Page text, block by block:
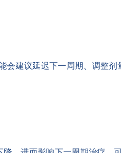
建议延迟下一周期、调整剂